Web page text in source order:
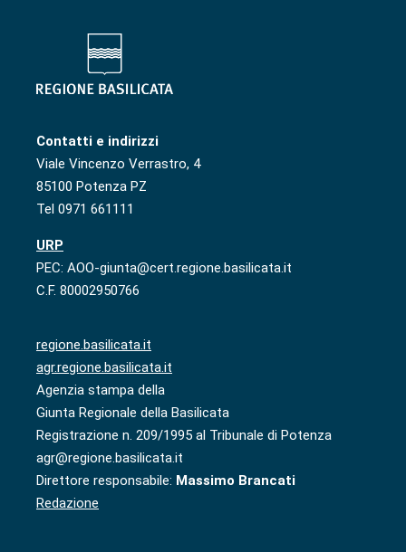
Contatti e indirizzi
Viale Vincenzo Verrastro, 4
85100 Potenza PZ
Tel 0971 661111
URP
PEC: AOO-giunta@cert.regione.basilicata.it
C.F. 80002950766
regione.basilicata.it
agr.regione.basilicata.it
Agenzia stampa della
Giunta Regionale della Basilicata
Registrazione n. 209/1995 al Tribunale di Potenza
agr@regione.basilicata.it
Direttore responsabile: Massimo Brancati
Redazione